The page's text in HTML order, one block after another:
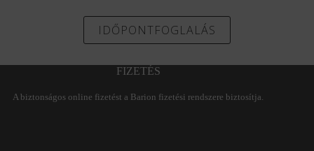
IDŐPONTFOGLALÁS
FIZETÉS
A biztonságos online fizetést a Barion fizetési rendszere biztosítja.